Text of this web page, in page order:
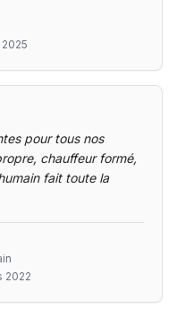
pour tous nos
chauffeur formé,
fait toute la
2022